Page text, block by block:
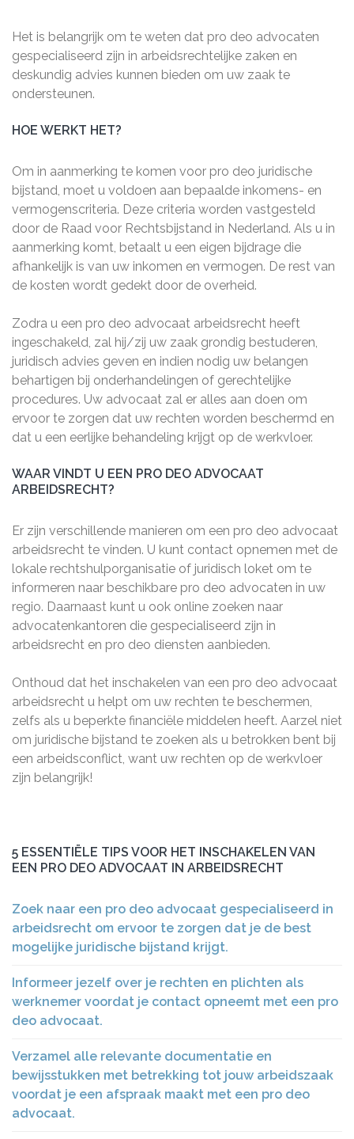
Het is belangrijk om te weten dat pro deo advocaten
gespecialiseerd zijn in arbeidsrechtelijke zaken en
deskundig advies kunnen bieden om uw zaak te
ondersteunen.
HOE WERKT HET?
Om in aanmerking te komen voor pro deo juridische
bijstand, moet u voldoen aan bepaalde inkomens- en
vermogenscriteria. Deze criteria worden vastgesteld
door de Raad voor Rechtsbijstand in Nederland. Als u in
aanmerking komt, betaalt u een eigen bijdrage die
afhankelijk is van uw inkomen en vermogen. De rest van
de kosten wordt gedekt door de overheid.
Zodra u een pro deo advocaat arbeidsrecht heeft
ingeschakeld, zal hij/zij uw zaak grondig bestuderen,
juridisch advies geven en indien nodig uw belangen
behartigen bij onderhandelingen of gerechtelijke
procedures. Uw advocaat zal er alles aan doen om
ervoor te zorgen dat uw rechten worden beschermd en
dat u een eerlijke behandeling krijgt op de werkvloer.
WAAR VINDT U EEN PRO DEO ADVOCAAT
ARBEIDSRECHT?
Er zijn verschillende manieren om een pro deo advocaat
arbeidsrecht te vinden. U kunt contact opnemen met de
lokale rechtshulporganisatie of juridisch loket om te
informeren naar beschikbare pro deo advocaten in uw
regio. Daarnaast kunt u ook online zoeken naar
advocatenkantoren die gespecialiseerd zijn in
arbeidsrecht en pro deo diensten aanbieden.
Onthoud dat het inschakelen van een pro deo advocaat
arbeidsrecht u helpt om uw rechten te beschermen,
zelfs als u beperkte financiële middelen heeft. Aarzel niet
om juridische bijstand te zoeken als u betrokken bent bij
een arbeidsconflict, want uw rechten op de werkvloer
zijn belangrijk!
5 ESSENTIËLE TIPS VOOR HET INSCHAKELEN VAN
EEN PRO DEO ADVOCAAT IN ARBEIDSRECHT
Zoek naar een pro deo advocaat gespecialiseerd in
arbeidsrecht om ervoor te zorgen dat je de best
mogelijke juridische bijstand krijgt.
Informeer jezelf over je rechten en plichten als
werknemer voordat je contact opneemt met een pro
deo advocaat.
Verzamel alle relevante documentatie en
bewijsstukken met betrekking tot jouw arbeidszaak
voordat je een afspraak maakt met een pro deo
advocaat.